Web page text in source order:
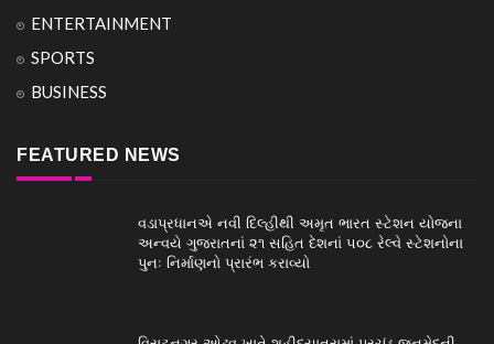
ENTERTAINMENT
SPORTS
BUSINESS
FEATURED NEWS
વડાપ્રધાનએ નવી દિલ્હીથી અમૃત ભારત સ્ટેશન યોજના
અન્વયે ગુજરાતનાં ૨૧ સહિત દેશનાં ૫૦૮ રેલ્વે સ્ટેશનોના
પુનઃ નિર્માણનો પ્રારંભ કરાવ્યો